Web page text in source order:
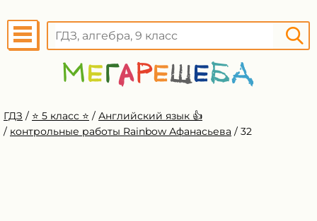
ГДЗ / ⭐️ 5 класс ⭐️ / Английский язык 👍
/ контрольные работы Rainbow Афанасьева / 32